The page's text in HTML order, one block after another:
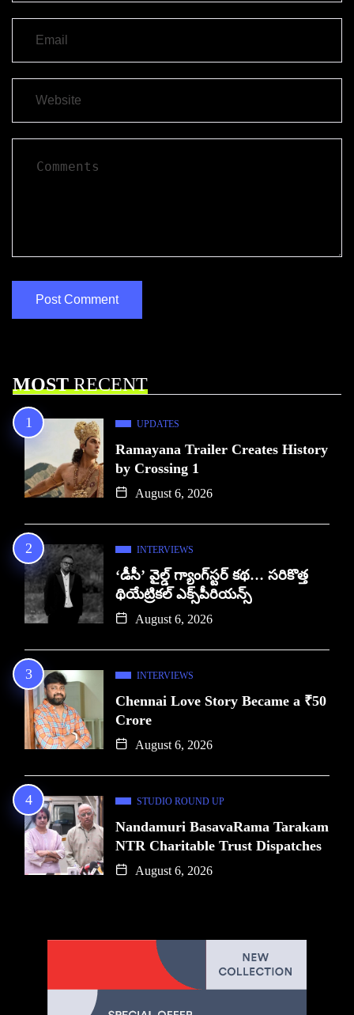
MOSTRECENT
UPDATES
Ramayana Trailer Creates History
by Crossing 1
August 6, 2026
INTERVIEWS
‘డీసీ’ వైల్డ్ గ్యాంగ్‌స్టర్ కథ… సరికొత్త
థియేట్రికల్ ఎక్స్‌పీరియన్స్
August 6, 2026
INTERVIEWS
Chennai Love Story Became a ₹50
Crore
August 6, 2026
STUDIO ROUND UP
Nandamuri BasavaRama Tarakam
NTR Charitable Trust Dispatches
August 6, 2026